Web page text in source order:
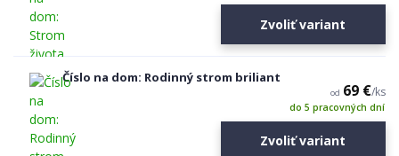
Zvoliť variant
Číslo na dom: Rodinný strom briliant
od 69 €/ks
do 5 pracovných dní
Zvoliť variant